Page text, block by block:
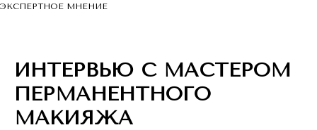
ЭКСПЕРТНОЕ МНЕНИЕ
ИНТЕРВЬЮ С МАСТЕРОМ
ПЕРМАНЕНТНОГО
МАКИЯЖА